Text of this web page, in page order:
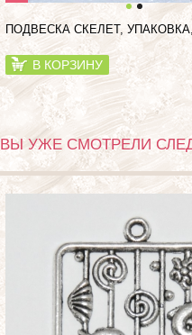
ПОДВЕСКА СКЕЛЕТ,
В КОРЗИНУ
ВЫ УЖЕ СМОТРЕЛИ